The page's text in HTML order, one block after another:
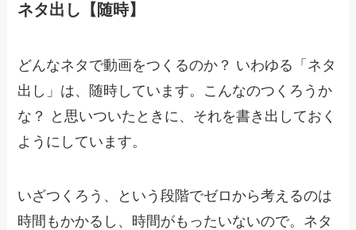
ネタ出し【随時】
どんなネタで動画をつくるのか？ いわゆる「ネタ
出し」は、随時しています。こんなのつくろうか
な？ と思いついたときに、それを書き出しておく
ようにしています。
いざつくろう、という段階でゼロから考えるのは
時間もかかるし、時間がもったいないので。ネタ